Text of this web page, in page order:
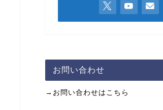
お問い合わせ
→お問い合わせはこちら